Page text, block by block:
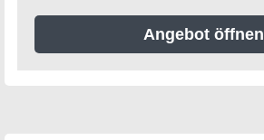
Angebot öffnen